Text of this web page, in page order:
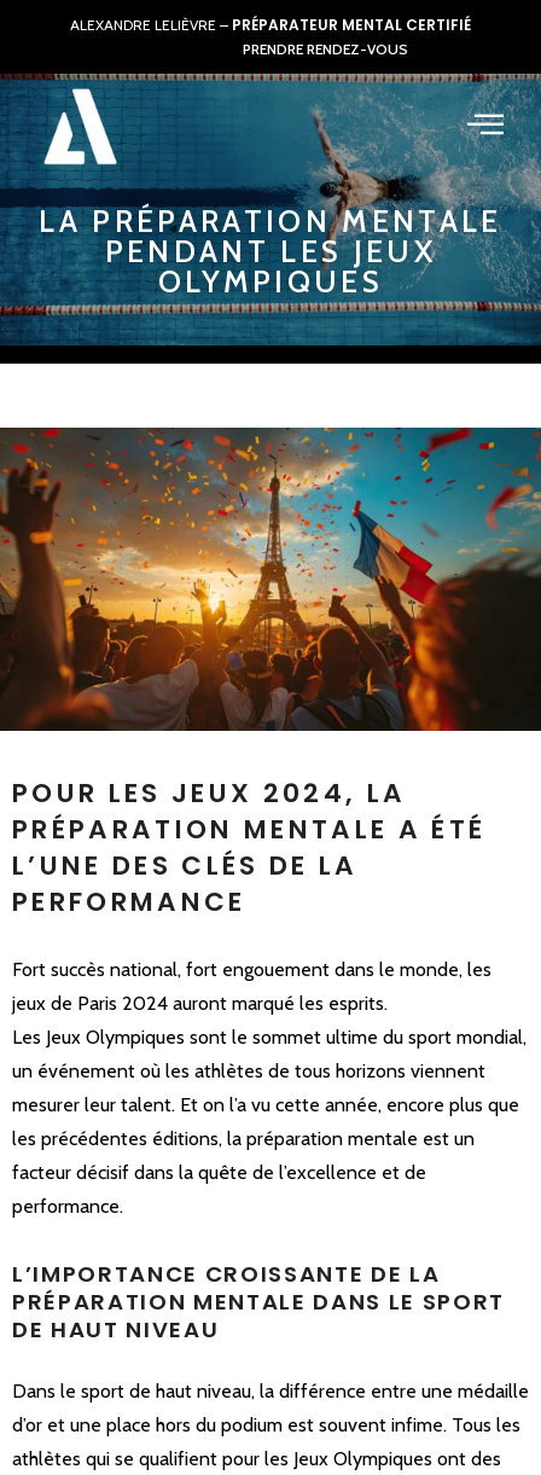
ALEXANDRE LELIÈVRE – PRÉPARATEUR MENTAL CERTIFIÉ
PRENDRE RENDEZ-VOUS
LA PRÉPARATION MENTALE
PENDANT LES JEUX
OLYMPIQUES
POUR LES JEUX 2024, LA
PRÉPARATION MENTALE A ÉTÉ
L’UNE DES CLÉS DE LA
PERFORMANCE
Fort succès national, fort engouement dans le monde, les
jeux de Paris 2024 auront marqué les esprits.
Les Jeux Olympiques sont le sommet ultime du sport mondial,
un événement où les athlètes de tous horizons viennent
mesurer leur talent. Et on l’a vu cette année, encore plus que
les précédentes éditions, la préparation mentale est un
facteur décisif dans la quête de l’excellence et de
performance.
L’IMPORTANCE CROISSANTE DE LA
PRÉPARATION MENTALE DANS LE SPORT
DE HAUT NIVEAU
Dans le sport de haut niveau, la différence entre une médaille
d’or et une place hors du podium est souvent infime. Tous les
athlètes qui se qualifient pour les Jeux Olympiques ont des